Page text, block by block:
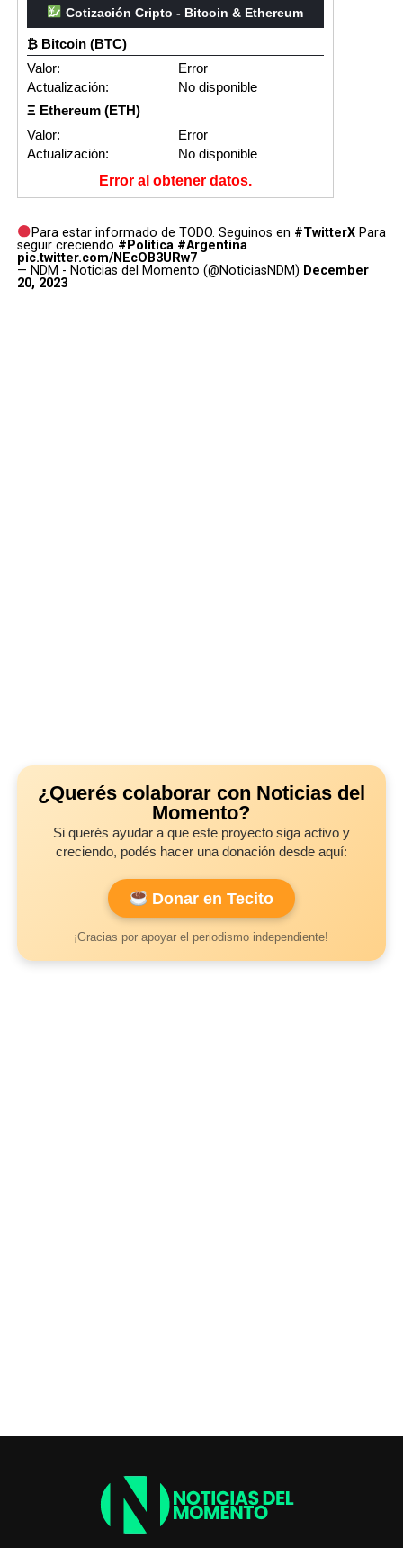
Cotización Cripto - Bitcoin & Ethereum
₿ Bitcoin (BTC)
Valor:
Error
Actualización:
No disponible
Ξ Ethereum (ETH)
Valor:
Error
Actualización:
No disponible
Error al obtener datos.
Para estar informado de TODO. Seguinos en #TwitterX Para
seguir creciendo #Politica #Argentina
pic.twitter.com/NEcOB3URw7
— NDM - Noticias del Momento (@NoticiasNDM) December
20, 2023
¿Querés colaborar con Noticias del
Momento?
Si querés ayudar a que este proyecto siga activo y
creciendo, podés hacer una donación desde aquí:
Donar en Tecito
¡Gracias por apoyar el periodismo independiente!